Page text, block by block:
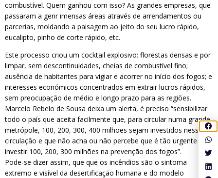
combustível. Quem ganhou com isso? As grandes empresas, que
passaram a gerir imensas áreas através de arrendamentos ou
parcerias, moldando a paisagem ao jeito do seu lucro rápido,
eucalipto, pinho de corte rápido, etc.
Este processo criou um cocktail explosivo: florestas densas e por
limpar, sem descontinuidades, cheias de combustível fino;
ausência de habitantes para vigiar e acorrer no início dos fogos; e
interesses económicos concentrados em extrair lucros rápidos,
sem preocupação de médio e longo prazo para as regiões.
Marcelo Rebelo de Sousa deixa um alerta, é preciso “sensibilizar
todo o país que aceita facilmente que, para circular numa grande
metrópole, 100, 200, 300, 400 milhões sejam investidos nessa
circulação e que não acha ou não percebe que é tão urgente
investir 100, 200, 300 milhões na prevenção dos fogos”.
Pode-se dizer assim, que que os incêndios são o sintoma
extremo e visível da desertificação humana e do modelo